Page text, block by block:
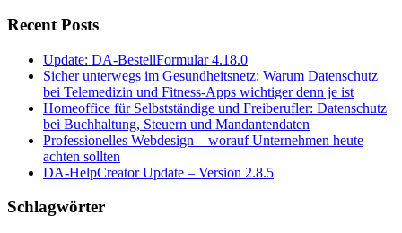
Recent Posts
Update: DA-BestellFormular 4.18.0
Sicher unterwegs im Gesundheitsnetz: Warum Datenschutz
bei Telemedizin und Fitness-Apps wichtiger denn je ist
Homeoffice für Selbstständige und Freiberufler: Datenschutz
bei Buchhaltung, Steuern und Mandantendaten
Professionelles Webdesign – worauf Unternehmen heute
achten sollten
DA-HelpCreator Update – Version 2.8.5
Schlagwörter